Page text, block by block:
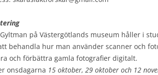
på Västergötlands museum håller i
behandla hur man använder scanner och
och förbättra gamla fotografier digitalt.
onsdagarna 15 oktober, 29 oktober och 12